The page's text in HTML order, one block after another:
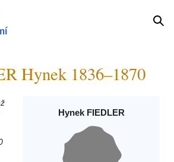
Hynek 1836–1870
Hynek FIEDLER